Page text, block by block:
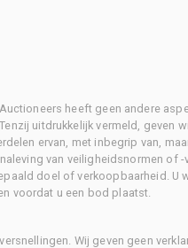
heeft geen andere
uitdrukkelijk vermeld, geven
ervan, met inbegrip van,
van veiligheidsnormen of -
doel of verkoopbaarheid. U
voordat u een bod plaatst.
Wij geven geen